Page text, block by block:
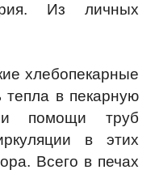
Из личных
хлебопекарные
в пекарную
помощи труб
в этих
Всего в печах